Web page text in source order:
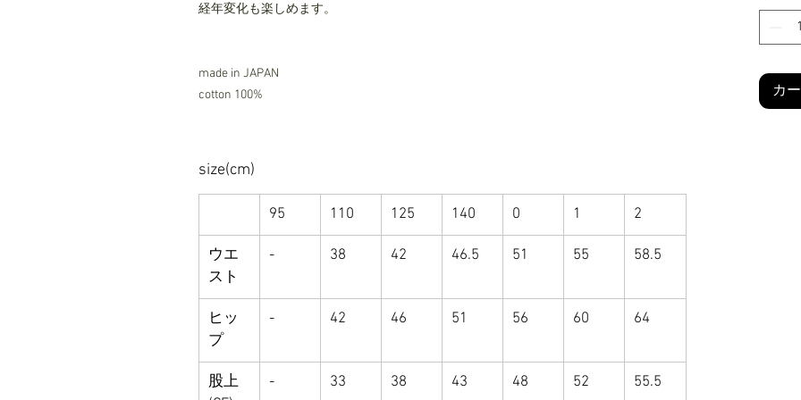
経年変化も楽しめます。
made in JAPAN
cotton 100%
size(cm)
95 110 125 140 0 1 2
ウエ
スト
- 38 42 46.5 51 55 58.5
ヒッ
プ
- 42 46 51 56 60 64
股上
- 33 38 43 48 52 55.5
カ